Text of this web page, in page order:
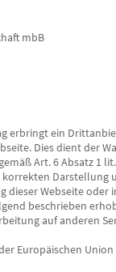
mbB
erbringt ein
Dies dient der
Art. 6 Absatz 1 lit.
Darstellung
dieser Webseite oder
beschrieben
auf anderen
Europäischen